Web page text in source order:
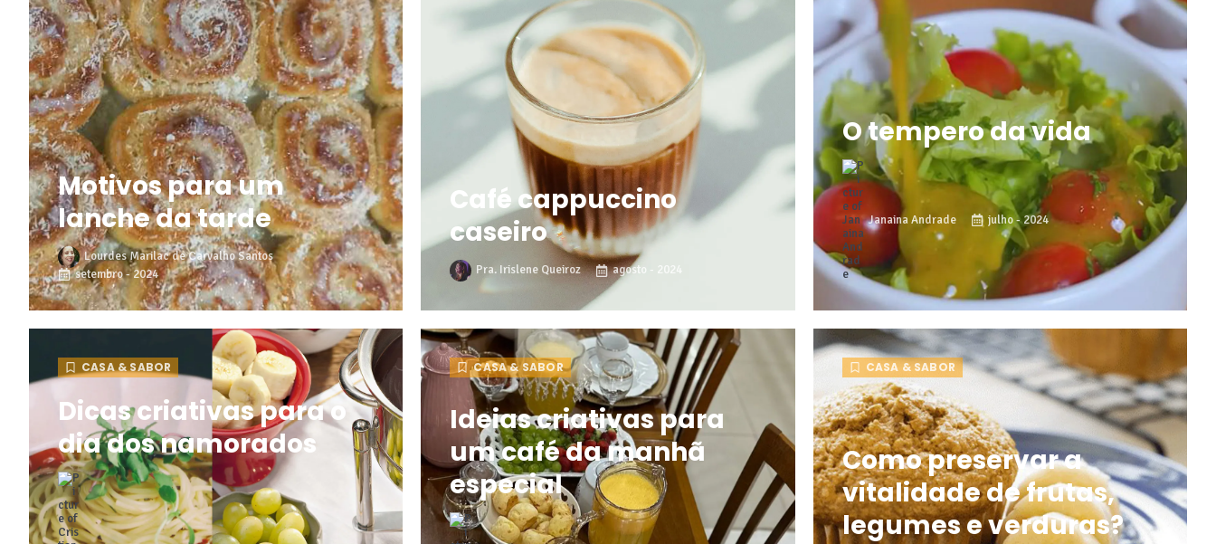
Motivos para um
lanche da tarde
Lourdes Marilac de Carvalho Santos
setembro - 2024
Café cappuccino
caseiro
Pra. Irislene Queiroz agosto - 2024
O tempero da vida
Janaina Andrade julho - 2024
CASA & SABOR
Dicas criativas para o
dia dos namorados
CASA & SABOR
Ideias criativas para
um café da manhã
especial
CASA & SABOR
Como preservar a
vitalidade de frutas,
legumes e verduras?